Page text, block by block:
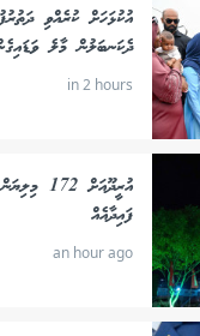
އުކުޅަހަށް ކުރެއްވި
ދެކަނބަލުން މާލެ
in 2 hours
އުރީދޫއަށް
ފައިދާއެއް
an hour ago